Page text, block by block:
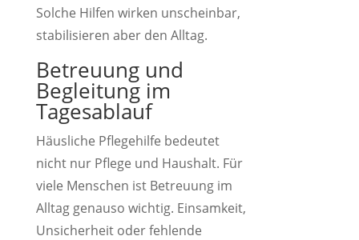
Solche Hilfen wirken unscheinbar,
stabilisieren aber den Alltag.
Betreuung und
Begleitung im
Tagesablauf
Häusliche Pflegehilfe bedeutet
nicht nur Pflege und Haushalt. Für
viele Menschen ist Betreuung im
Alltag genauso wichtig. Einsamkeit,
Unsicherheit oder fehlende